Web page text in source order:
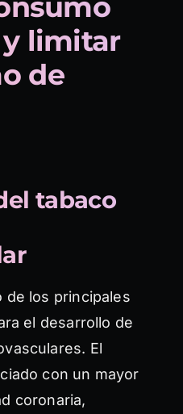
limitar
de
tabaco
de los principales
el desarrollo de
El
con un mayor
coronaria,